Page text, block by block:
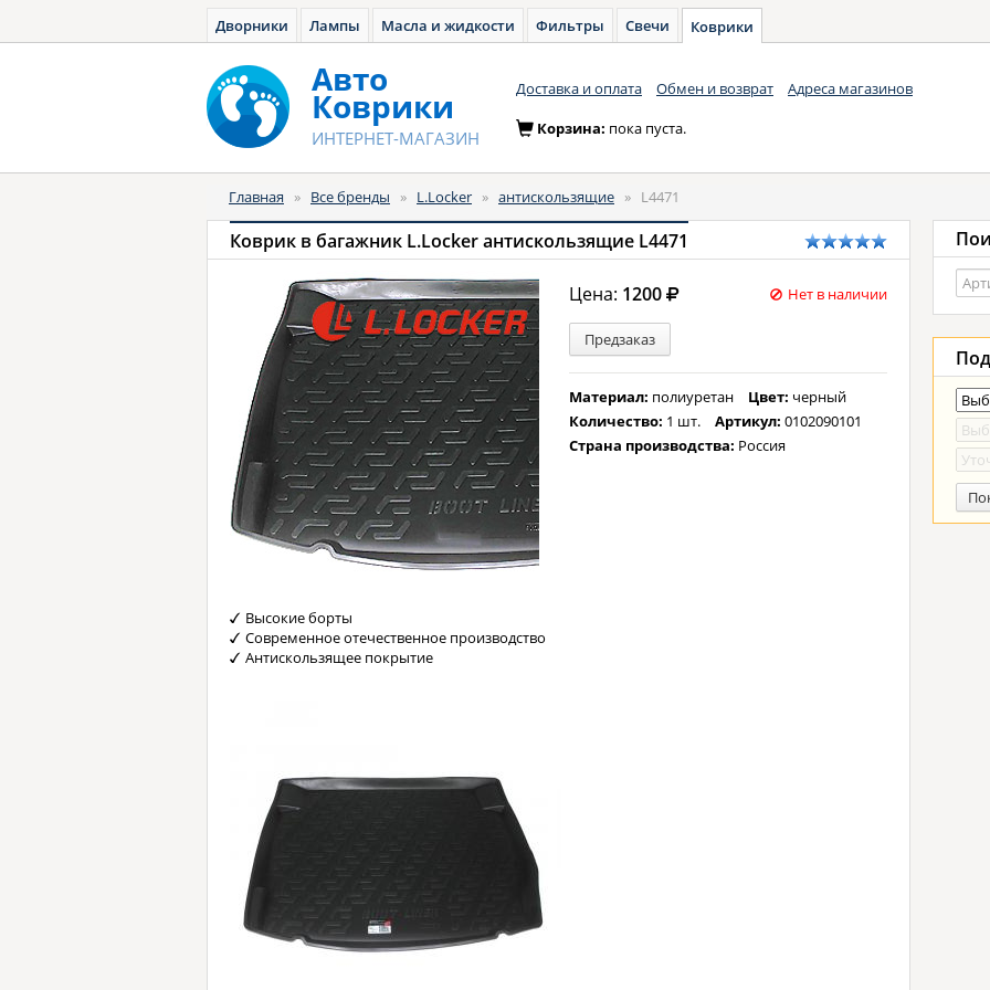
Дворники Лампы Масла и жидкости Фильтры Свечи Коврики
Авто
Коврики
ИНТЕРНЕТ-МАГАЗИН
Доставка и оплата Обмен и возврат Адреса магазинов
Корзина: пока пуста.
Главная » Все бренды » L.Locker » антискользящие » L4471
Коврик в багажник L.Locker антискользящие L4471
Цена: 1200 Нет в наличии
Предзаказ
Материал: полиуретан Цвет: черный
Количество: 1 шт. Артикул:0102090101
Страна производства: Россия
Высокие борты
Современное отечественное производство
Антискользящее покрытие